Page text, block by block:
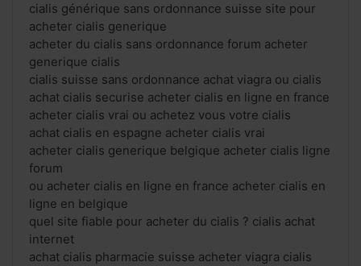
cialis générique sans ordonnance suisse site pour
acheter cialis generique
acheter du cialis sans ordonnance forum acheter
generique cialis
cialis suisse sans ordonnance achat viagra ou cialis
achat cialis securise acheter cialis en ligne en france
acheter cialis vrai ou achetez vous votre cialis
achat cialis en espagne acheter cialis vrai
acheter cialis generique belgique acheter cialis ligne
forum
ou acheter cialis en ligne en france acheter cialis en
ligne en belgique
quel site fiable pour acheter du cialis ? cialis achat
internet
achat cialis pharmacie suisse acheter viagra cialis